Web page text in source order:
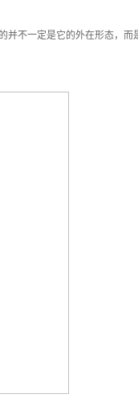
不一定是它的外在形态，而